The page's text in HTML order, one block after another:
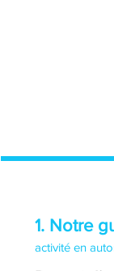
1. Notre
activité en